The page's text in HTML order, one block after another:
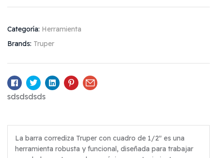
Categoría: Herramienta
Brands: Truper
Facebook
TwitterLinkedinPinterestEmail
sdsdsdsds
La barra corrediza Truper con cuadro de 1/2″ es una
herramienta robusta y funcional, diseñada para trabajar